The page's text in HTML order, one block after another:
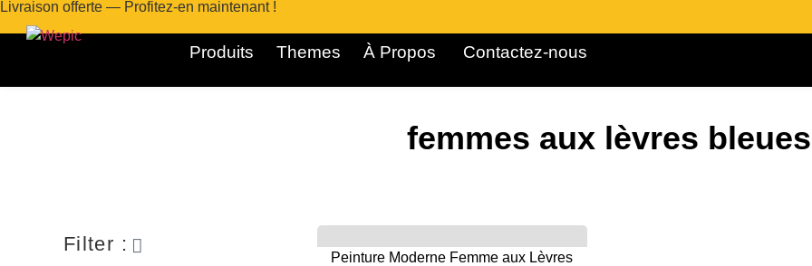
Livraison offerte — Profitez-en maintenant !
Produits Themes À Propos ​ Contactez-nous
femmes aux lèvres bleues
Filter :
Peinture Moderne Femme aux Lèvres